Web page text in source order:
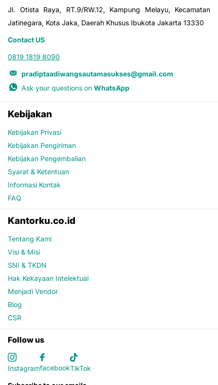
Jl. Otista Raya, RT.9/RW.12, Kampung Melayu, Kecamatan
Jatinegara, Kota Jaka, Daerah Khusus Ibukota Jakarta 13330
Contact US
0819 1819 8090
pradiptaadiwangsautamasukses@gmail.com
Ask your questions on WhatsApp
Kebijakan
Kebijakan Privasi
Kebijakan Pengiriman
Kebijakan Pengembalian
Syarat & Ketentuan
Informasi Kontak
FAQ
Kantorku.co.id
Tentang Kami
Visi & Misi
SNI & TKDN
Hak Kekayaan Intelektual
Menjadi Vendor
Blog
CSR
Follow us
InstagramfacebookTikTok